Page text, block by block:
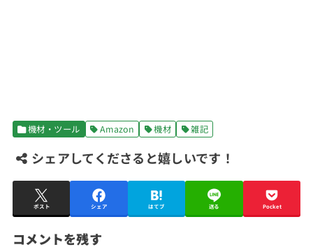
機材・ツール Amazon 機材 雑記
シェアしてくださると嬉しいです！
ポスト シェア はてブ 送る Pocket
コメントを残す